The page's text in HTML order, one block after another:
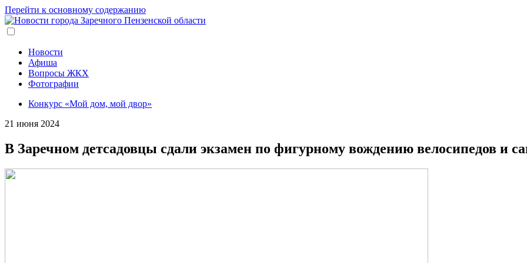
Перейти к основному содержанию
Новости
Афиша
Вопросы ЖКХ
Фотографии
Конкурс «Мой дом, мой двор»
21 июня 2024
В Заречном детсадовцы сдали экзамен по фигурному вождению велосипедов и